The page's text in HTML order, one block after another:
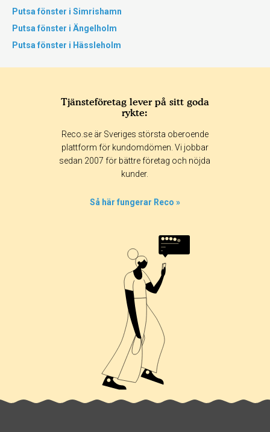
Putsa fönster i Simrishamn
Putsa fönster i Ängelholm
Putsa fönster i Hässleholm
Tjänsteföretag lever på sitt goda
rykte:
Reco.se är Sveriges största oberoende
plattform för kundomdömen. Vi jobbar
sedan 2007 för bättre företag och nöjda
kunder.
Så här fungerar Reco »